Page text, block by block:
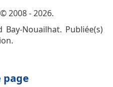
2008 - 2026.
Nouailhat. Publiée(s)